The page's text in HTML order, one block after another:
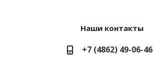
Наши контакты
+7 (4862) 49-06-46